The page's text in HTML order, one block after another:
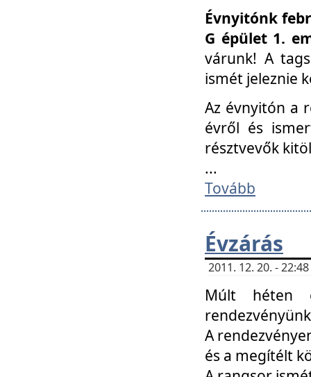
Évnyitónk
G épület 1.
várunk! A
ismét jeleznie
Az évnyitón a
évről és
résztvevők
...
Tovább
Évzárás
2011. 12. 20. -
Múlt héten
A
és a megítélt